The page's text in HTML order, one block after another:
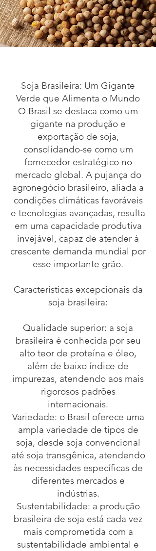
Soja Brasileira: Um Gigante
Verde que Alimenta o Mundo
O Brasil se destaca como um
gigante na produção e
exportação de soja,
consolidando-se como um
fornecedor estratégico no
mercado global. A pujança do
agronegócio brasileiro, aliada a
condições climáticas favoráveis
e tecnologias avançadas, resulta
em uma capacidade produtiva
invejável, capaz de atender à
crescente demanda mundial por
esse importante grão.
Características excepcionais da
soja brasileira:
Qualidade superior: a soja
brasileira é conhecida por seu
alto teor de proteína e óleo,
além de baixo índice de
impurezas, atendendo aos mais
rigorosos padrões
internacionais.
Variedade: o Brasil oferece uma
ampla variedade de tipos de
soja, desde soja convencional
até soja transgênica, atendendo
às necessidades específicas de
diferentes mercados e
indústrias.
Sustentabilidade: a produção
brasileira de soja está cada vez
mais comprometida com a
sustentabilidade ambiental e